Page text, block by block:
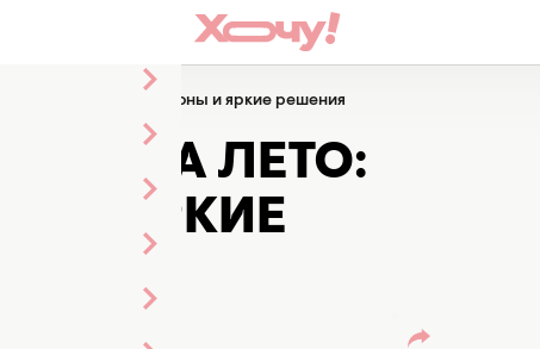
лето: стильные фасоны и яркие решения
НА ЛЕТО:
И ЯРКИЕ